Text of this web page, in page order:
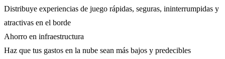
Distribuye experiencias de juego rápidas, seguras, ininterrumpidas y
atractivas en el borde
Ahorro en infraestructura
Haz que tus gastos en la nube sean más bajos y predecibles